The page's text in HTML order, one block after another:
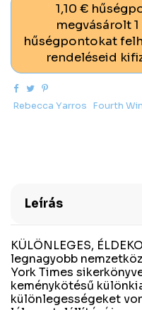
1,10 €
megvásárolt
hűségpontokat
rendeléseid
Rebecca Yarros Fourth
Leírás
KÜLÖNLEGES,
legnagyobb
York Times
keménykötésű
különlegességeket